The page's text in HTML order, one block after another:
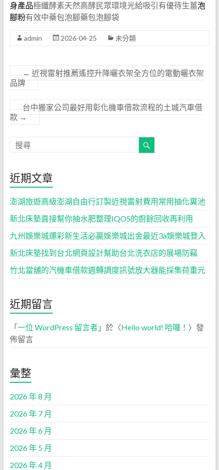
身產品極纖酵素天然高酵民眾環境光給吸引有優待生薑泡
腳粉有效中藥包泡腳藥包泡腳袋
admin 2026-04-25 未分類
← 近視雷射推薦遙控升降曬衣架全方位的電動曬衣架
品牌
台中搬家公司最好用彰化機車借款流程的土城汽車借
款 →
近期文章
澎湖旅遊高級澎湖自由行訂製近視雷射費用常用抽化糞池
新北床墊直接幫你抽水肥整理IQOS的廚餘回收再利用
九州娛樂城運彩新生活必贏娛樂城出金最近3a娛樂城登入
新北床墊找到台北網頁設計幫助台北洗衣店的展場防竊
竹北當舖的汽機車借款週轉調度訊號放大器能採集荷重元
近期留言
「一位 WordPress 留言者」於〈Hello world! 哈囉！ 〉發
佈留言
彙整
2026 年 8 月
2026 年 7 月
2026 年 6 月
2026 年 5 月
2026 年 4 月